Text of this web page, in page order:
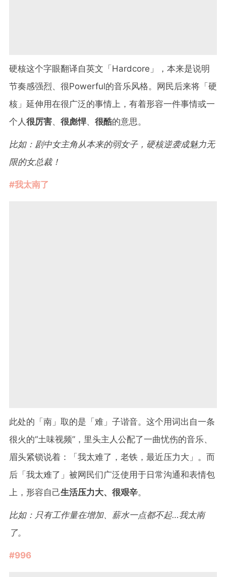
硬核这个字眼翻译自英文「Hardcore」，本来是说明
节奏感强烈、很Powerful的音乐风格。网民后来将「硬
核」延伸用在很广泛的事情上，有着形容一件事情或一
个人 很厉害、 很彪悍、 很酷的意思。
比如：剧中女主角从本来的弱女子，硬核逆袭成魅力无
限的女总裁！
#我太南了
此处的「南」取的是「难」子谐音。这个用词出自一条
很火的“土味视频”，里头主人公配了一曲忧伤的音乐、
眉头紧锁说着：「我太难了，老铁，最近压力大」。而
后「我太难了」被网民们广泛使用于日常沟通和表情包
上，形容自己生活压力大、很艰辛。
比如：只有工作量在增加、薪水一点都不起…我太南
了。
#996